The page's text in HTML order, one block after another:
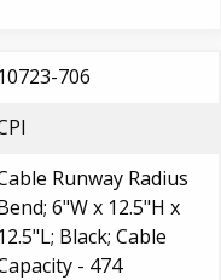
10723-706
Runway Radius
6"W x 12.5"H x
12.5"L; Black; Cable
- 474